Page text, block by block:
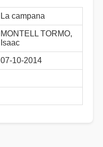
La campana
MONTELL TORMO,
Isaac
07-10-2014